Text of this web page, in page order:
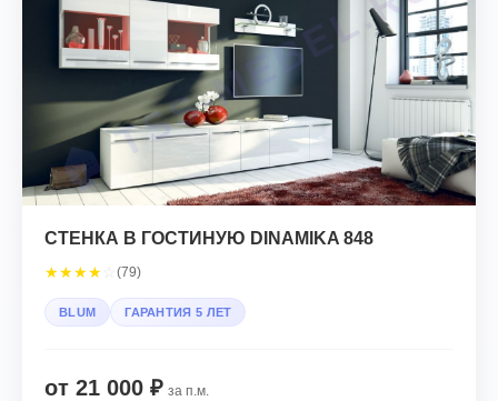
СТЕНКА В ГОСТИНУЮ DINAMIKA 848
★★★★ (79)
BLUM ГАРАНТИЯ 5 ЛЕТ
от 21 000 ₽ за п.м.